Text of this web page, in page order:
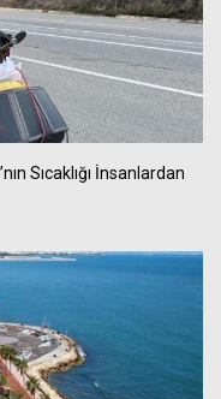
Sıcaklığı İnsanlardan